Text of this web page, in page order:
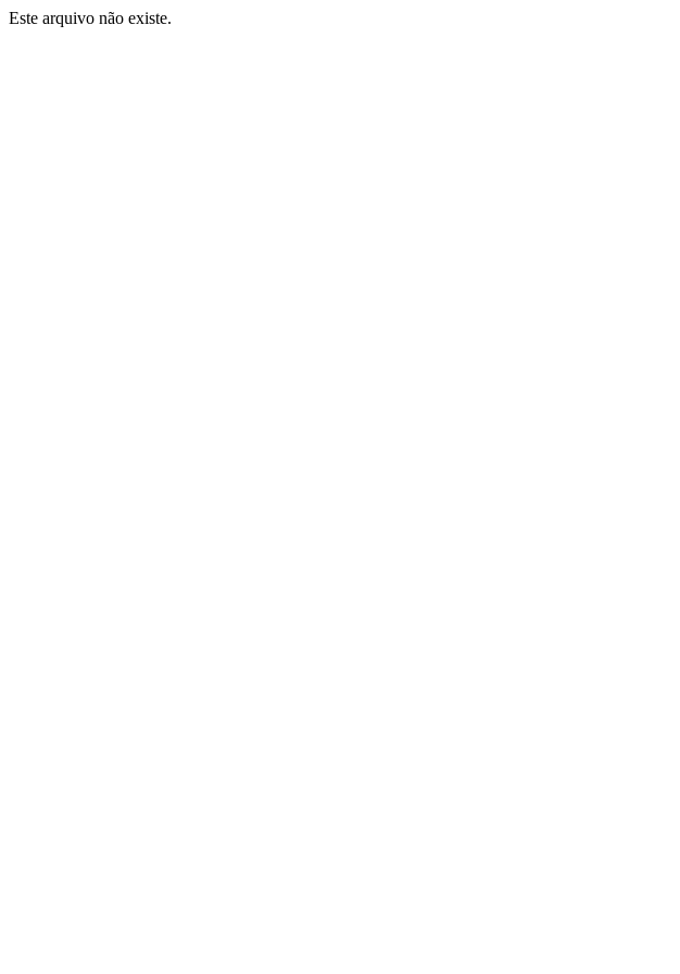
Este arquivo não existe.